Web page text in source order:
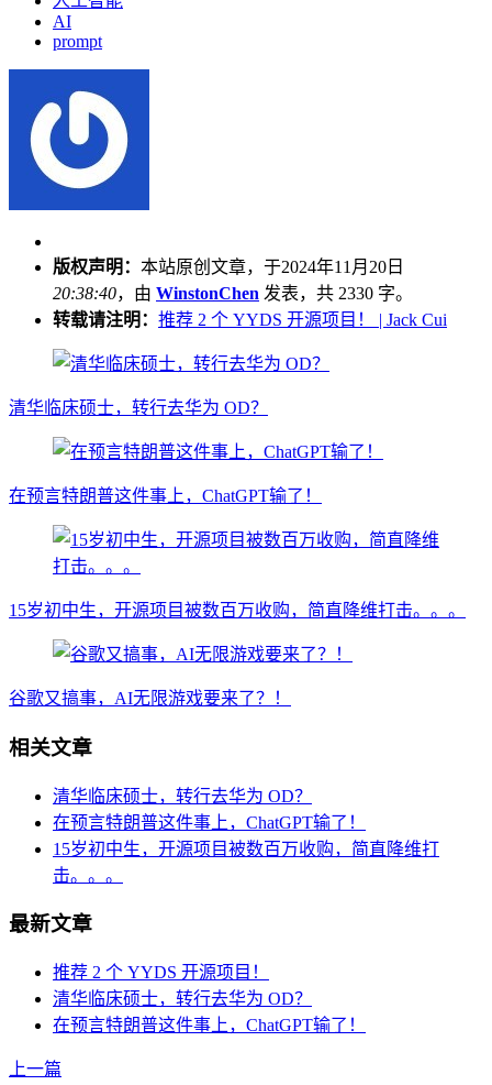
AI
prompt
版权声明： 本站原创文章，于2024年11月20日
20:38:40，由 WinstonChen 发表，共 2330 字。
转载请注明： 推荐 2 个 YYDS 开源项目！ | Jack Cui
清华临床硕士，转行去华为 OD？
在预言特朗普这件事上，ChatGPT输了！
15岁初中生，开源项目被数百万收购，简直降维打击。。。
谷歌又搞事，AI无限游戏要来了？！
相关文章
清华临床硕士，转行去华为 OD？
在预言特朗普这件事上，ChatGPT输了！
15岁初中生，开源项目被数百万收购，简直降维打
击。。。
最新文章
推荐 2 个 YYDS 开源项目！
清华临床硕士，转行去华为 OD？
在预言特朗普这件事上，ChatGPT输了！
上一篇